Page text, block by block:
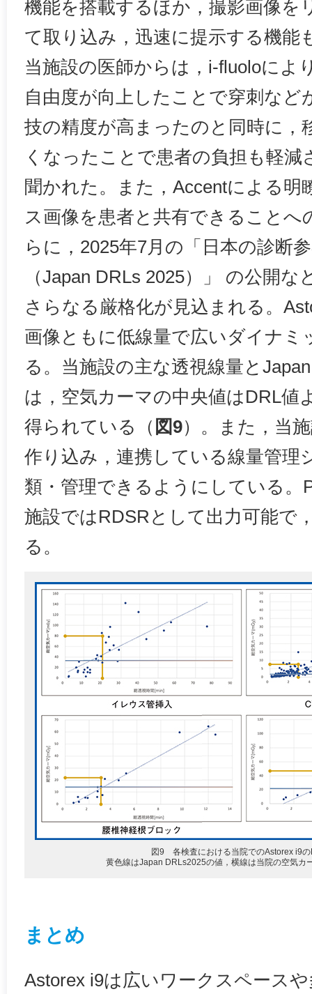
機能を搭載するほか，撮影画像を
て取り込み，迅速に提示する機能
当施設の医師からは，i-fluoloによ
自由度が向上したことで穿刺など
技の精度が高まったのと同時に，
くなったことで患者の負担も軽
聞かれた。また，Accentによる明
ス画像を患者と共有できることへ
らに，2025年7月の「日本の診断
（Japan DRLs 2025）」 の公開
さらなる厳格化が見込まれる。
画像ともに低線量で広いダイナミ
る。当施設の主な透視線量と
は，空気カーマの中央値はDRL値
得られている（ 図9）。また，当
作り込み，連携している線量管理
類・管理できるようにしている。
施設ではRDSRとして出力可能で
る。
図9 各検査における当院でのAstorex i9
黄色線はJapan DRLs2025の値，横線は当院の空気カ
まとめ
Astorex i9は広いワークスペース